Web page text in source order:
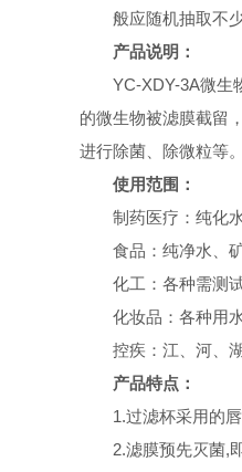
般应随机抽取不
产品说明：
YC-XDY-3A微生
的微生物被滤膜截留
进行除菌、除微粒等
使用范围：
制药医疗：纯化
食品：纯净水、
化工：各种需测
化妆品：各种用
控疾：江、河、
产品特点：
1.过滤杯采用的
2.滤膜预先灭菌,